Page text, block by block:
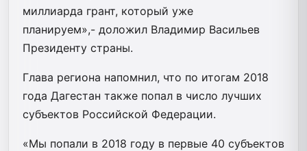
миллиарда грант, который уже
планируем»,- доложил Владимир Васильев
Президенту страны.
Глава региона напомнил, что по итогам 2018
года Дагестан также попал в число лучших
субъектов Российской Федерации.
«Мы попали в 2018 году в первые 40 субъектов